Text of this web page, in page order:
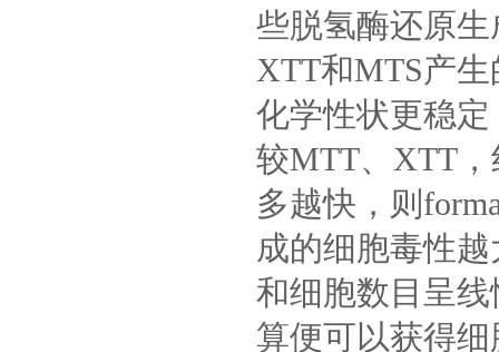
些脱氢酶还原生
XTT和MTS产生
化学性状更稳
较MTT、XTT
多越快，则
成的细胞毒性
和细胞数目呈
算便可以获得